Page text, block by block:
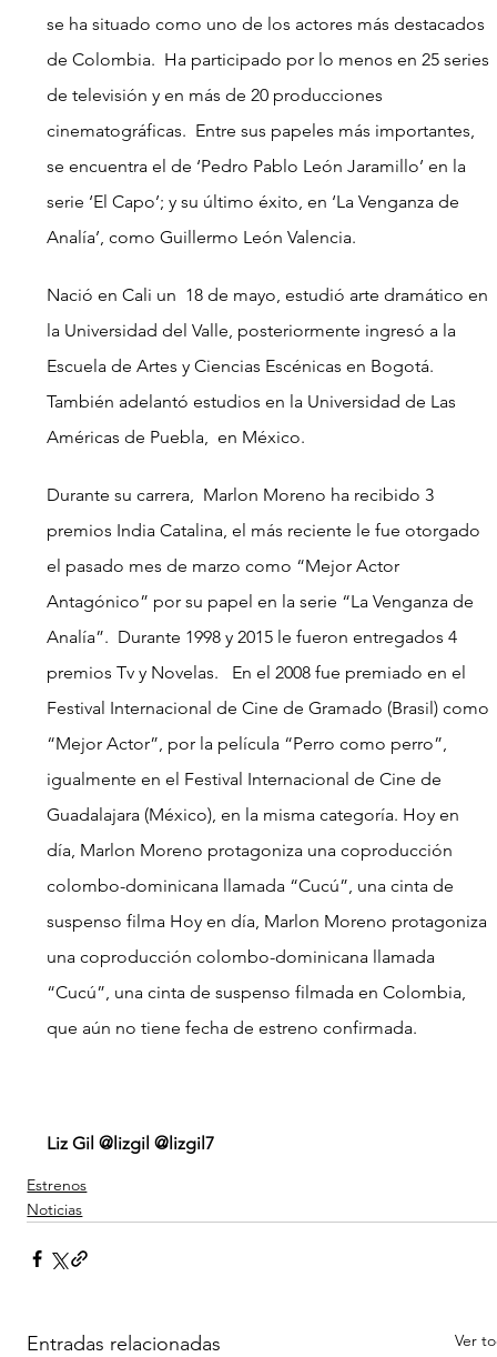
se ha situado como uno de los actores más destacados
de Colombia.  Ha participado por lo menos en 25 series
de televisión y en más de 20 producciones
cinematográficas.  Entre sus papeles más importantes,
se encuentra el de ‘Pedro Pablo León Jaramillo’ en la
serie ‘El Capo’; y su último éxito, en ‘La Venganza de
Analía’, como Guillermo León Valencia.
Nació en Cali un  18 de mayo, estudió arte dramático en
la Universidad del Valle, posteriormente ingresó a la
Escuela de Artes y Ciencias Escénicas en Bogotá.
También adelantó estudios en la Universidad de Las
Américas de Puebla,  en México.
Durante su carrera,  Marlon Moreno ha recibido 3
premios India Catalina, el más reciente le fue otorgado
el pasado mes de marzo como “Mejor Actor
Antagónico” por su papel en la serie “La Venganza de
Analía”.  Durante 1998 y 2015 le fueron entregados 4
premios Tv y Novelas.   En el 2008 fue premiado en el
Festival Internacional de Cine de Gramado (Brasil) como
“Mejor Actor”, por la película “Perro como perro”,
igualmente en el Festival Internacional de Cine de
Guadalajara (México), en la misma categoría. Hoy en
día, Marlon Moreno protagoniza una coproducción
colombo-dominicana llamada “Cucú”, una cinta de
suspenso filma Hoy en día, Marlon Moreno protagoniza
una coproducción colombo-dominicana llamada
“Cucú”, una cinta de suspenso filmada en Colombia,
que aún no tiene fecha de estreno confirmada.
Liz Gil @lizgil @lizgil7
Estrenos
Noticias
Entradas relacionadas Ver